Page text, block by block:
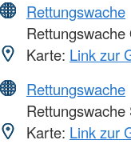
Rettungswache
Rettungswache
Karte: Link zur
Rettungswache
Rettungswache
Karte: Link zur